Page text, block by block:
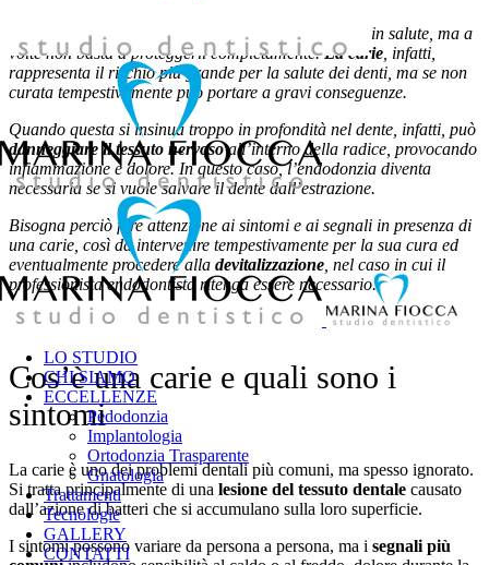
LO STUDIO
CHI SIAMO
ECCELLENZE
Pedodonzia
Implantologia
Ortodonzia Trasparente
Gnatologia
Trattamenti
Tecnologie
GALLERY
CONTATTI
igiene oraleè fondamentale per mantenere i denti in salute, ma a
volte non basta a proteggerli completamente.La carie , infatti,
rappresenta il rischio più grande per la salute dei denti, ma se non
curata tempestivamente può portare a gravi conseguenze.
Quando questa si insinua troppo in profondità nel dente, infatti, può
danneggiare il tessuto nervosoall’interno della radice, provocando
infiammazione e dolore. In questo caso, l’endodonzia diventa
necessaria se si vuole salvare il dente dall’estrazione.
Bisogna perciò fare attenzione ai sintomi e ai segnali in presenza di
una carie, così da intervenire tempestivamente per la sua cura ed
eventualmente procedere alla devitalizzazione , nel caso in cui il
professionista endodontista ritenga essere necessario.
Cos’è una carie e quali sono i
sintomi
La carie è uno dei problemi dentali più comuni, ma spesso ignorato.
Si tratta principalmente di una lesione del tessuto dentale causato
dall’azione di batteri che si accumulano sulla loro superficie.
I sintomi possono variare da persona a persona, ma i segnali più